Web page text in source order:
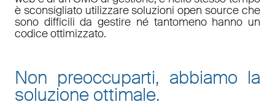
è sconsigliato utilizzare soluzioni open source che
sono difficili da gestire né tantomeno hanno un
codice ottimizzato.
Non preoccuparti, abbiamo la
soluzione ottimale.